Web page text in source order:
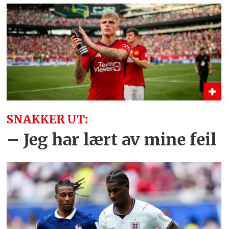
SNAKKER UT:
– Jeg har lært av mine feil